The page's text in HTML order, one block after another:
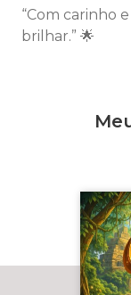
“Com carinho
brilhar.” 🌟